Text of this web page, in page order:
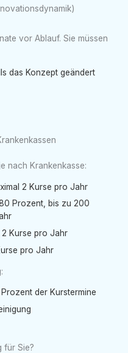
vor Ablauf. Sie müssen
das Konzept geändert
nach Krankenkasse:
2 Kurse pro Jahr
Prozent, bis zu 200
Kurse pro Jahr
pro Jahr
der Kurstermine
für Sie?